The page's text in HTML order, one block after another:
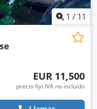
1 / 11
EUR 11,500
precio fijo IVA no incluído